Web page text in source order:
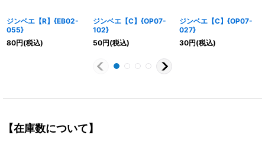
ジンベエ【R】{EB02-
055}
80円(税込)
ジンベエ【C】{OP07-
102}
50円(税込)
ジンベエ【C】{OP07-
027}
30円(税込)
【在庫数について】